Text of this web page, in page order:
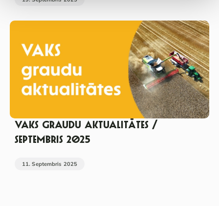
VAKS GRAUDU AKTUALITĀTES /
SEPTEMBRIS 2025
11. Septembris 2025